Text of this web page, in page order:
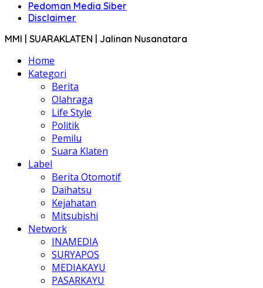
Pedoman Media Siber
Disclaimer
MMI | SUARAKLATEN | Jalinan Nusanatara
Home
Kategori
Berita
Olahraga
Life Style
Politik
Pemilu
Suara Klaten
Label
Berita Otomotif
Daihatsu
Kejahatan
Mitsubishi
Network
INAMEDIA
SURYAPOS
MEDIAKAYU
PASARKAYU